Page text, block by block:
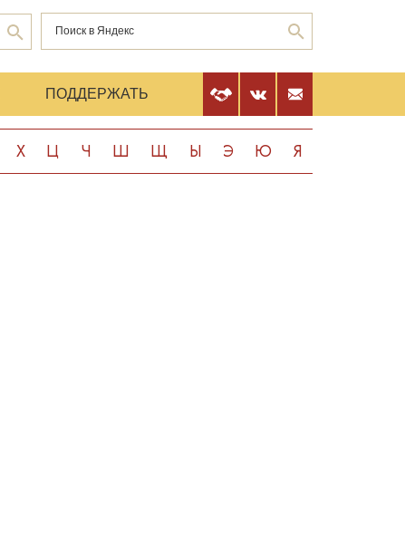
ПОДДЕРЖАТЬ
Х Ц Ч Ш Щ Ы Э Ю Я